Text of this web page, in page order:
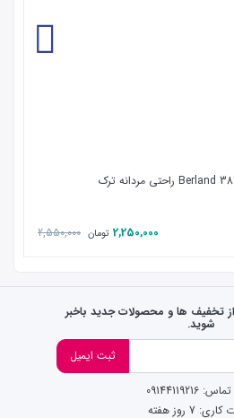
2,250,000 تومان 2,550,000
تخفیف ها و محصولات جدید باخبر
شوید.
ثبت ایمیل
09144119216
7 روز هفته